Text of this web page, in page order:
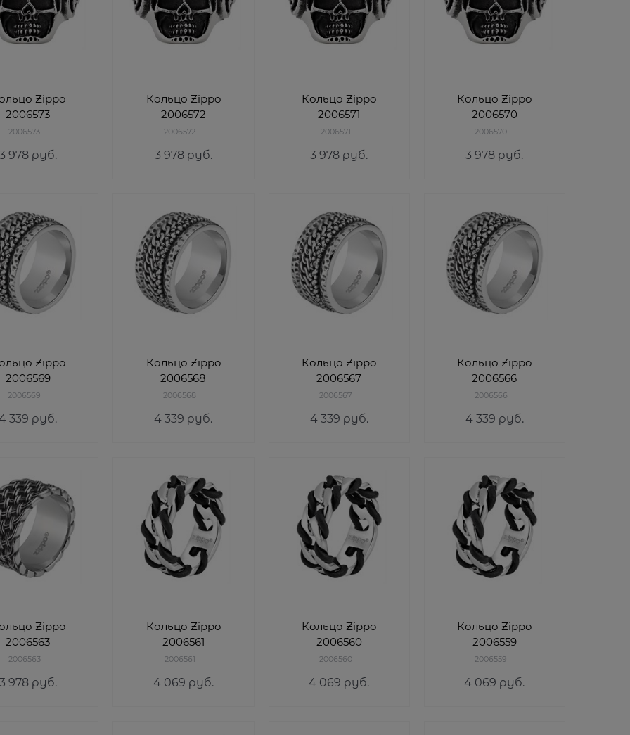
Zippo
2006573
2006573
978 руб.
Кольцо Zippo
2006572
2006572
3 978 руб.
Кольцо Zippo
2006571
2006571
3 978 руб.
Кольцо Zippo
2006570
2006570
3 978 руб.
Zippo
2006569
2006569
339 руб.
Кольцо Zippo
2006568
2006568
4 339 руб.
Кольцо Zippo
2006567
2006567
4 339 руб.
Кольцо Zippo
2006566
2006566
4 339 руб.
Zippo
2006563
2006563
978 руб.
Кольцо Zippo
2006561
2006561
4 069 руб.
Кольцо Zippo
2006560
2006560
4 069 руб.
Кольцо Zippo
2006559
2006559
4 069 руб.